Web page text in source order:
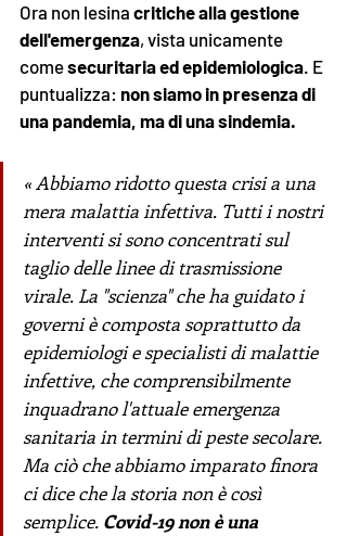
Ora non lesina critiche alla gestione
dell'emergenza, vista unicamente
come securitaria ed epidemiologica. E
puntualizza: non siamo in presenza di
una pandemia, ma di una sindemia.
« Abbiamo ridotto questa crisi a una
mera malattia infettiva. Tutti i nostri
interventi si sono concentrati sul
taglio delle linee di trasmissione
virale. La "scienza" che ha guidato i
governi è composta soprattutto da
epidemiologi e specialisti di malattie
infettive, che comprensibilmente
inquadrano l'attuale emergenza
sanitaria in termini di peste secolare.
Ma ciò che abbiamo imparato finora
ci dice che la storia non è così
semplice. Covid-19 non è una